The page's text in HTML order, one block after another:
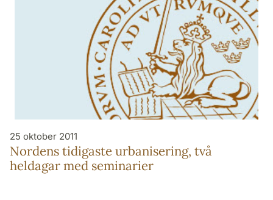
25 oktober 2011
Nordens tidigaste urbanisering, två
heldagar med seminarier